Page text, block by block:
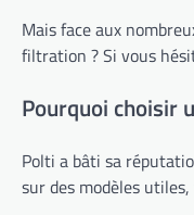
Mais face aux
filtration ? Si vous
Pourquoi choisir
Polti a bâti sa
sur des modèles